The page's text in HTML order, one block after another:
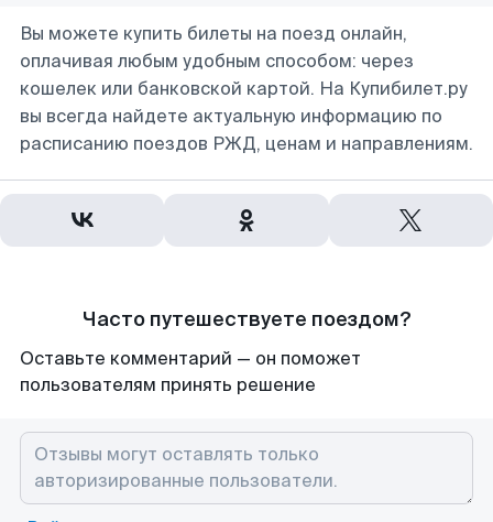
Вы можете купить билеты на поезд онлайн,
оплачивая любым удобным способом: через
кошелек или банковской картой. На Купибилет.ру
вы всегда найдете актуальную информацию по
расписанию поездов РЖД, ценам и направлениям.
Часто путешествуете поездом?
Оставьте комментарий — он поможет
пользователям принять решение